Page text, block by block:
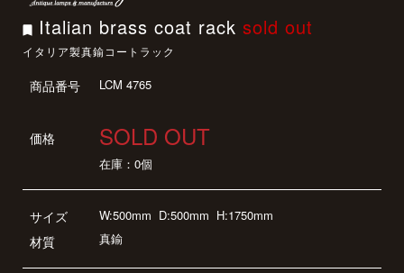
Italian brass coat racksold out
イタリア製真鍮コートラック
商品番号 LCM 4765
価格 SOLD OUT
在庫：0個
サイズ
材質
W:500mm D:500mm H:1750mm
真鍮